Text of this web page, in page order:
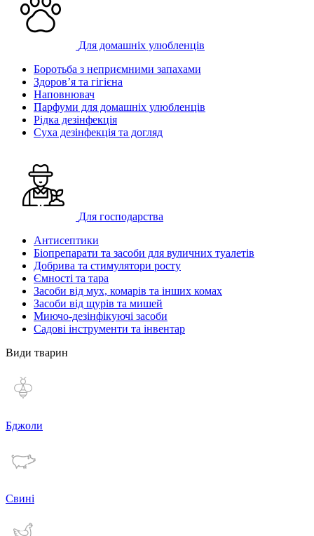
Для домашніх улюбленців
Боротьба з неприємними запахами
Здоров’я та гігієна
Наповнювач
Парфуми для домашніх улюбленців
Рідка дезінфекція
Суха дезінфекція та догляд
Для господарства
Антисептики
Біопрепарати та засоби для вуличних туалетів
Добрива та стимулятори росту
Ємності та тара
Засоби від мух, комарів та інших комах
Засоби від щурів та мишей
Миючо-дезінфікуючі засоби
Садові інструменти та інвентар
Види тварин
Бджоли
Свині